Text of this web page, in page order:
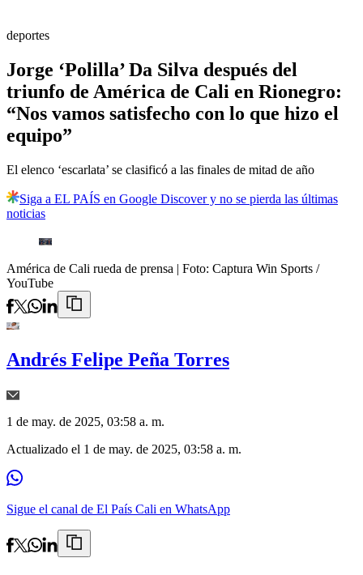
deportes
Jorge ‘Polilla’ Da Silva después del
triunfo de América de Cali en Rionegro:
“Nos vamos satisfecho con lo que hizo el
equipo”
El elenco ‘escarlata’ se clasificó a las finales de mitad de año
Siga a EL PAÍS en Google Discover y no se pierda las últimas
noticias
América de Cali rueda de prensa | Foto: Captura Win Sports /
YouTube
Andrés Felipe Peña Torres
1 de may. de 2025, 03:58 a. m.
Actualizado el 1 de may. de 2025, 03:58 a. m.
Sigue el canal de El País Cali en WhatsApp